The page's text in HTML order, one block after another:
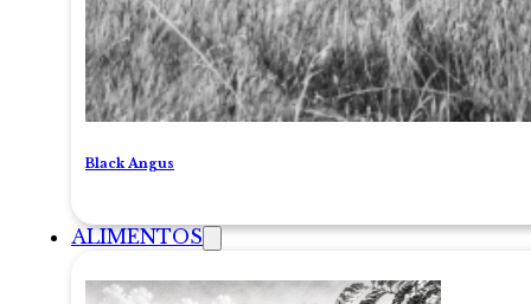
Black Angus
ALIMENTOS